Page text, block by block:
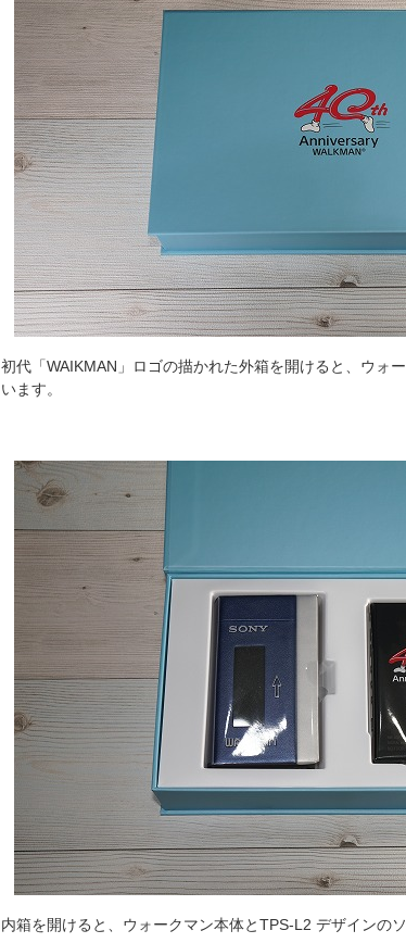
初代「WAIKMAN」ロゴの描かれた外箱を開けると、ウォ
います。
内箱を開けると、ウォークマン本体とTPS-L2 デザインの